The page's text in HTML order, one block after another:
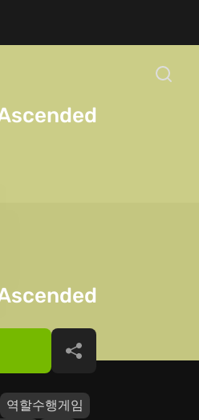
역할수행게임
공유